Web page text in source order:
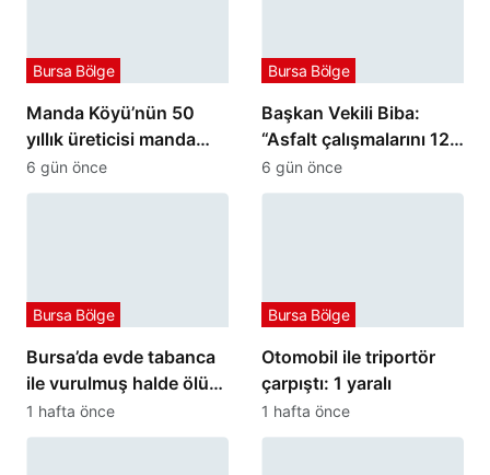
Manda Köyü’nün 50
yıllık üreticisi manda
sucuğu ve yoğurduyla
fark oluşturdu
Bursa Bölge
6 gün önce
Başkan Vekili Biba:
“Asfalt çalışmalarını 12
kat artırdık”
Bursa Bölge
6 gün önce
Bursa’da evde tabanca
ile vurulmuş halde ölü
bulundu
Bursa Bölge
1 hafta önce
Otomobil ile triportör
çarpıştı: 1 yaralı
Bursa Bölge
1 hafta önce